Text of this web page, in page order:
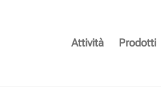
Attività Prodotti